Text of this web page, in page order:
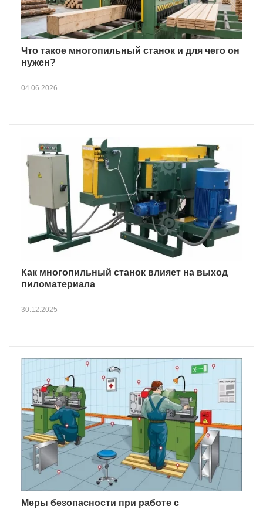
Что такое многопильный станок и для чего он
нужен?
04.06.2026
Как многопильный станок влияет на выход
пиломатериала
30.12.2025
Меры безопасности при работе с